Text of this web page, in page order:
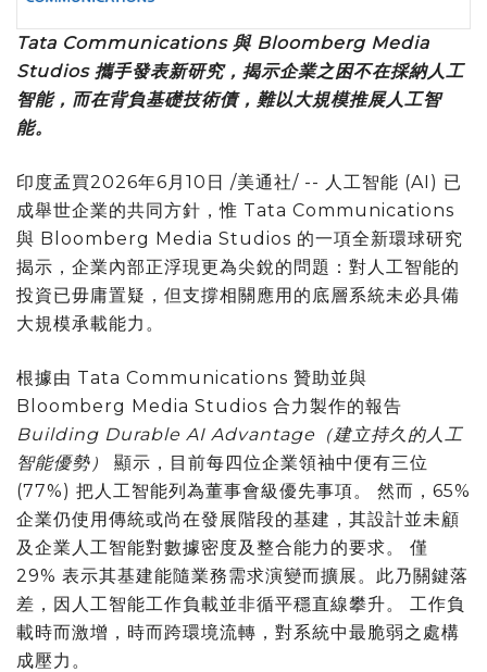
Tata Communications 與 Bloomberg Media
Studios 攜手發表新研究，揭示企業之困不在採納人工
智能，而在背負基礎技術債，難以大規模推展人工智
能。
印度孟買2026年6月10日 /美通社/ -- 人工智能 (AI) 已
成舉世企業的共同方針，惟 Tata Communications
與 Bloomberg Media Studios 的一項全新環球研究
揭示，企業內部正浮現更為尖銳的問題：對人工智能的
投資已毋庸置疑，但支撐相關應用的底層系統未必具備
大規模承載能力。
根據由 Tata Communications 贊助並與
Bloomberg Media Studios 合力製作的報告
Building Durable AI Advantage（建立持久的人工
智能優勢）
顯示，目前每四位企業領袖中便有三位
(77%) 把人工智能列為董事會級優先事項。 然而，65%
企業仍使用傳統或尚在發展階段的基建，其設計並未顧
及企業人工智能對數據密度及整合能力的要求。 僅
29% 表示其基建能隨業務需求演變而擴展。此乃關鍵落
差，因人工智能工作負載並非循平穩直線攀升。 工作負
載時而激增，時而跨環境流轉，對系統中最脆弱之處構
成壓力。